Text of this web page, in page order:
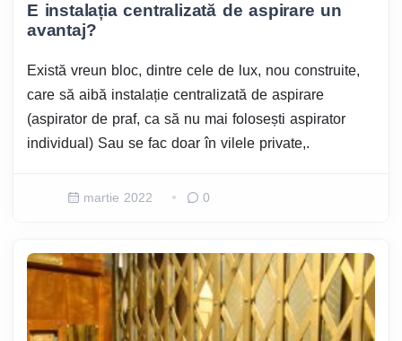
E instalația centralizată de aspirare un
avantaj?
Există vreun bloc, dintre cele de lux, nou construite,
care să aibă instalație centralizată de aspirare
(aspirator de praf, ca să nu mai folosești aspirator
individual) Sau se fac doar în vilele private,.
martie 2022 0